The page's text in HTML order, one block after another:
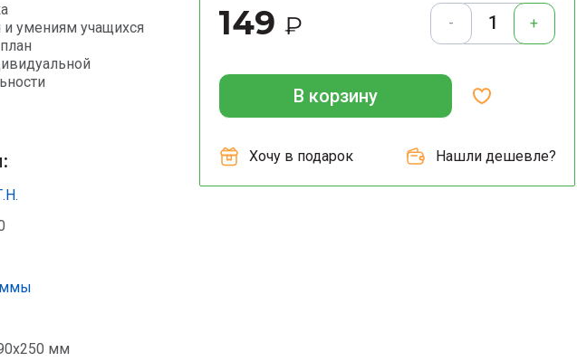
и умениям учащихся
мм
149 ₽ - +
В корзину
Хочу в подарок Нашли дешевле?